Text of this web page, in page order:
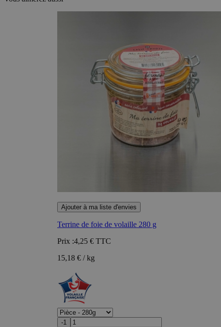
Ajouter à ma liste d'envies
Terrine de foie de volaille 280 g
Prix :4,25 € TTC
15,18 € / kg
-1